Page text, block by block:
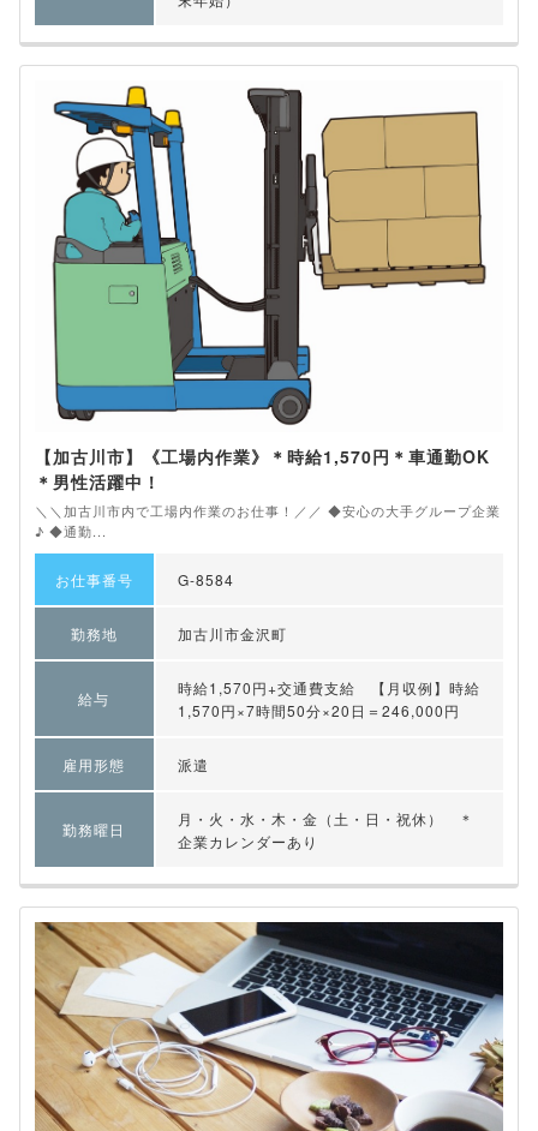
【加古川市】《工場内作業》＊時給1,570円＊車通勤OK
＊男性活躍中！
＼＼加古川市内で工場内作業のお仕事！／／ ◆安心の大手グループ企業
♪ ◆通勤...
お仕事番号 G-8584
勤務地 加古川市金沢町
給与
時給1,570円+交通費支給 【月収例】時給
1,570円×7時間50分×20日＝246,000円
雇用形態 派遣
勤務曜日
月・火・水・木・金（土・日・祝休） ＊
企業カレンダーあり